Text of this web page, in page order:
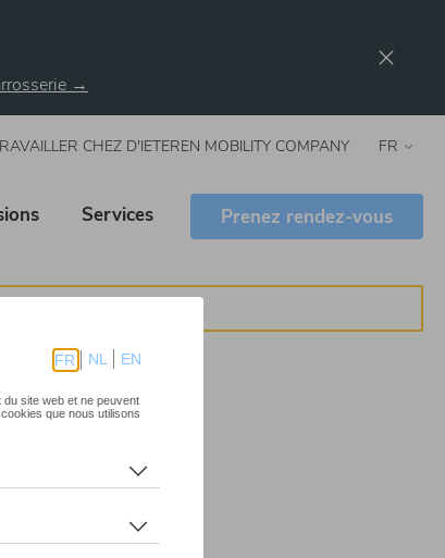
→
CHEZ D'IETEREN MOBILITY COMPANY
Select
Services Prenez rendez-vous